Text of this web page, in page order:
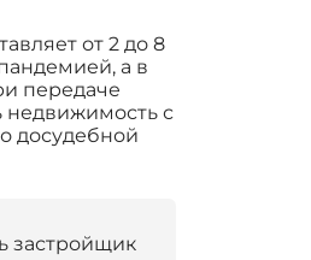
от 2 до 8
а в
передаче
недвижимость с
досудебной
застройщик